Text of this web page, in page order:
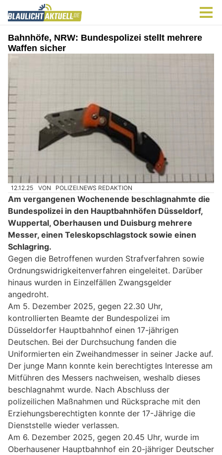
Bahnhöfe, NRW: Bundespolizei stellt mehrere
Waffen sicher
12.12.25 VON POLIZEI.NEWS REDAKTION
Am vergangenen Wochenende beschlagnahmte die
Bundespolizei in den Hauptbahnhöfen Düsseldorf,
Wuppertal, Oberhausen und Duisburg mehrere
Messer, einen Teleskopschlagstock sowie einen
Schlagring.
Gegen die Betroffenen wurden Strafverfahren sowie
Ordnungswidrigkeitenverfahren eingeleitet. Darüber
hinaus wurden in Einzelfällen Zwangsgelder
angedroht.
Am 5. Dezember 2025, gegen 22.30 Uhr,
kontrollierten Beamte der Bundespolizei im
Düsseldorfer Hauptbahnhof einen 17-jährigen
Deutschen. Bei der Durchsuchung fanden die
Uniformierten ein Zweihandmesser in seiner Jacke auf.
Der junge Mann konnte kein berechtigtes Interesse am
Mitführen des Messers nachweisen, weshalb dieses
beschlagnahmt wurde. Nach Abschluss der
polizeilichen Maßnahmen und Rücksprache mit den
Erziehungsberechtigten konnte der 17-Jährige die
Dienststelle wieder verlassen.
Am 6. Dezember 2025, gegen 20.45 Uhr, wurde im
Oberhausener Hauptbahnhof ein 20-jähriger Deutscher